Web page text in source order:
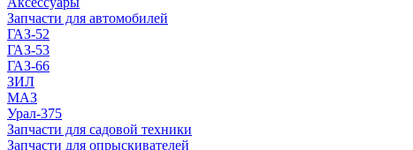
Запчасти для автомобилей
ГАЗ-52
ГАЗ-53
ГАЗ-66
ЗИЛ
МАЗ
Урал-375
Запчасти для садовой техники
Запчасти для опрыскивателей